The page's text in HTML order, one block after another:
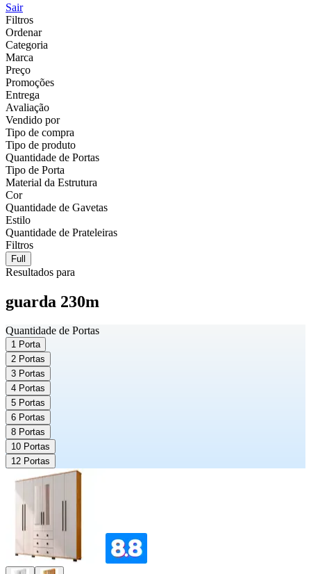
Sair
Filtros
Ordenar
Categoria
Marca
Preço
Promoções
Entrega
Avaliação
Vendido por
Tipo de compra
Tipo de produto
Quantidade de Portas
Tipo de Porta
Material da Estrutura
Cor
Quantidade de Gavetas
Estilo
Quantidade de Prateleiras
Filtros
Full
Resultados para
guarda 230m
Quantidade de Portas
1 Porta
2 Portas
3 Portas
4 Portas
5 Portas
6 Portas
8 Portas
10 Portas
12 Portas